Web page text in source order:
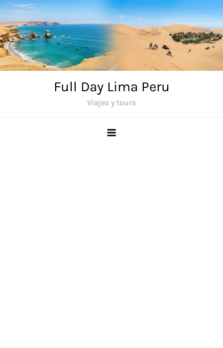
Saltar
al
contenido
Full Day Lima Peru
Viajes y tours